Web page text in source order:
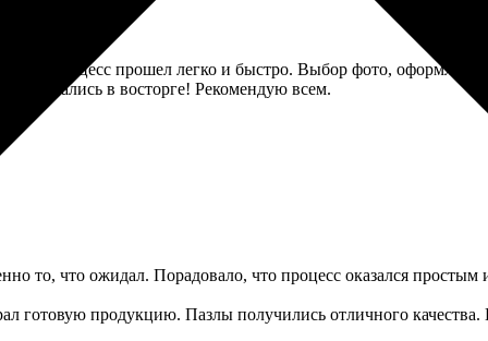
Весь процесс прошел легко и быстро. Выбор фото,
остались в восторге! Рекомендую всем.
то, что ожидал. Порадовало, что процесс оказался
готовую продукцию. Пазлы получились отличного качества.